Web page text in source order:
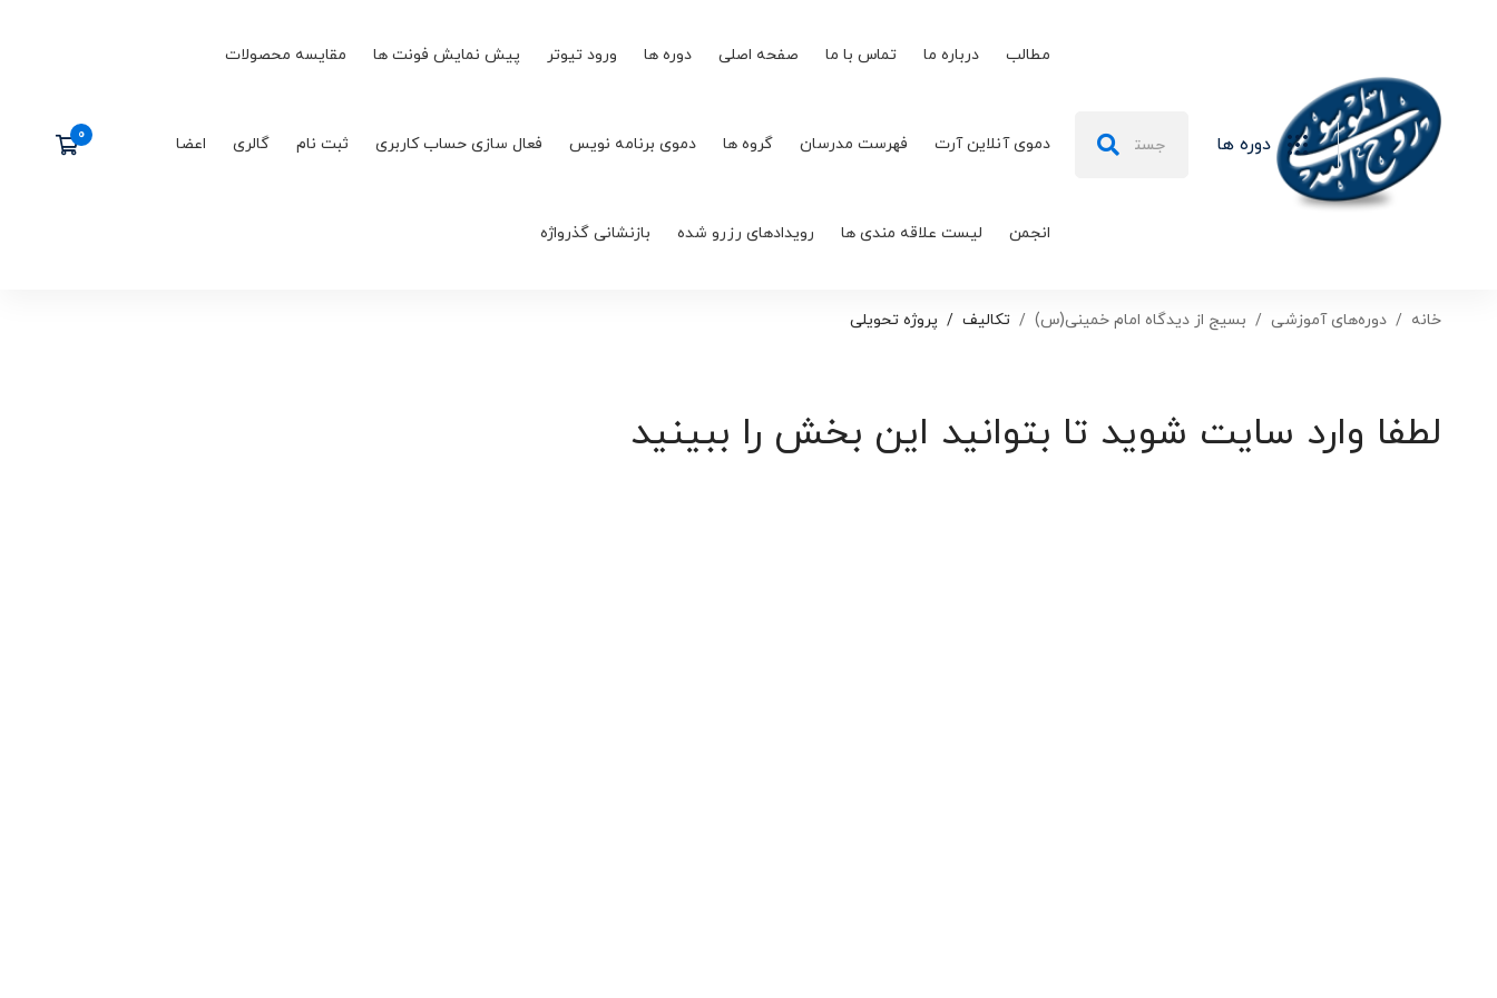
دوره ها
برای:
مطالب درباره ما تماس با ما صفحه اصلی دوره ها ورود تیوتر پیش نمایش فونت ها مقایسه محصولات
دموی آنلاین آرت فهرست مدرسان گروه ها دموی برنامه نویس فعال سازی حساب کاربری ثبت نام گالری اعضا
انجمن لیست علاقه مندی ها رویدادهای رزرو شده بازنشانی گذرواژه
خانه دوره‌های آموزشی بسیج از دیدگاه امام خمینی(س) تکالیف پروژه تحویلی
لطفا وارد سایت شوید تا بتوانید این بخش را ببینید